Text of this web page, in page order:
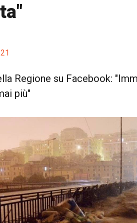
Regione su Facebook:
più"